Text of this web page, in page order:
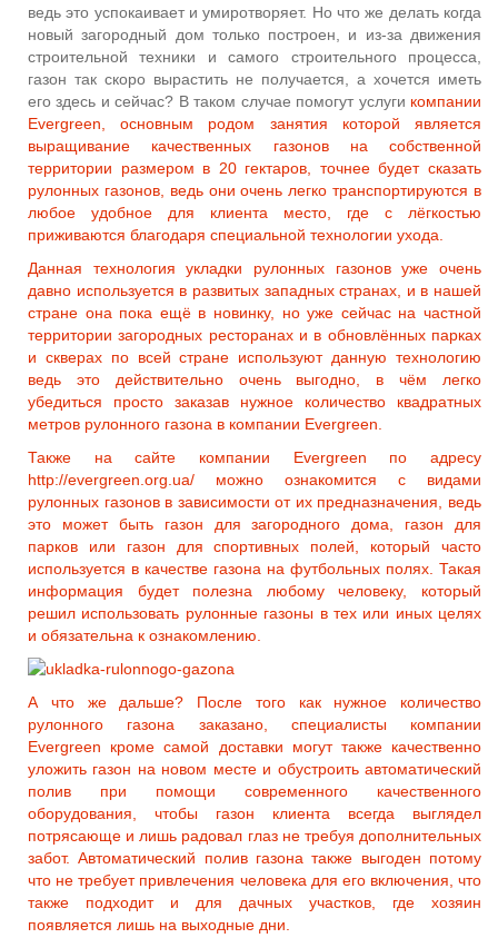
ведь это успокаивает и умиротворяет. Но что же делать когда
новый загородный дом только построен, и из-за движения
строительной техники и самого строительного процесса,
газон так скоро вырастить не получается, а хочется иметь
его здесь и сейчас? В таком случае помогут услуги компании
Evergreen, основным родом занятия которой является
выращивание качественных газонов на собственной
территории размером в 20 гектаров, точнее будет сказать
рулонных газонов, ведь они очень легко транспортируются в
любое удобное для клиента место, где с лёгкостью
приживаются благодаря специальной технологии ухода.
Данная технология укладки рулонных газонов уже очень
давно используется в развитых западных странах, и в нашей
стране она пока ещё в новинку, но уже сейчас на частной
территории загородных ресторанах и в обновлённых парках
и скверах по всей стране используют данную технологию
ведь это действительно очень выгодно, в чём легко
убедиться просто заказав нужное количество квадратных
метров рулонного газона в компании Evergreen.
Также на сайте компании Evergreen по адресу
http://evergreen.org.ua/ можно ознакомится с видами
рулонных газонов в зависимости от их предназначения, ведь
это может быть газон для загородного дома, газон для
парков или газон для спортивных полей, который часто
используется в качестве газона на футбольных полях. Такая
информация будет полезна любому человеку, который
решил использовать рулонные газоны в тех или иных целях
и обязательна к ознакомлению.
А что же дальше? После того как нужное количество
рулонного газона заказано, специалисты компании
Evergreen кроме самой доставки могут также качественно
уложить газон на новом месте и обустроить автоматический
полив при помощи современного качественного
оборудования, чтобы газон клиента всегда выглядел
потрясающе и лишь радовал глаз не требуя дополнительных
забот. Автоматический полив газона также выгоден потому
что не требует привлечения человека для его включения, что
также подходит и для дачных участков, где хозяин
появляется лишь на выходные дни.